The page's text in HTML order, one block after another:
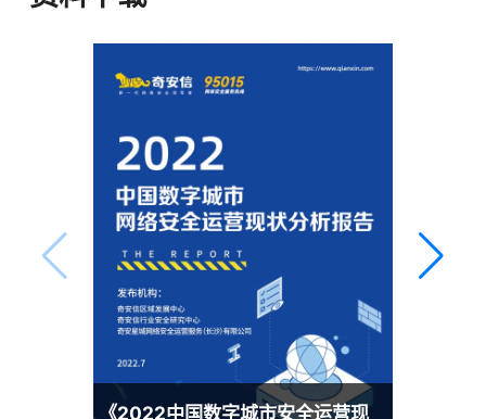
是以攻防渗透和数据分析为核心竞争力，
聚焦威胁检测和响应，为客户提供安全服
终端EDR日志，运用威胁情报、规则引
擎、文件虚拟执行、机器学习等技术，精
准发现网络中针对主机与服务器的已知高
级网络攻击和未知的新型网络攻击的入侵
行为，利用本地大数据平台对流量日志和
终端日志进行存储和查询，结合威胁情报
和攻击链分析对事件进行分析、研判和回
溯，同时结合边界NDR、终端EDR以及自
动化编排处置可以及时的阻断威胁。
《2022中国数字城市安全运营现